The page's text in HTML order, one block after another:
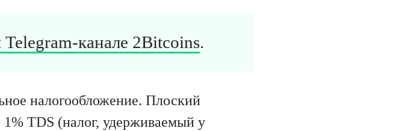
канале 2Bitcoins.
налогообложение. Плоский
TDS (налог, удерживаемый у